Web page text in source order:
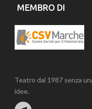
MEMBRO DI
Teatro dal 1987 senza
idee.